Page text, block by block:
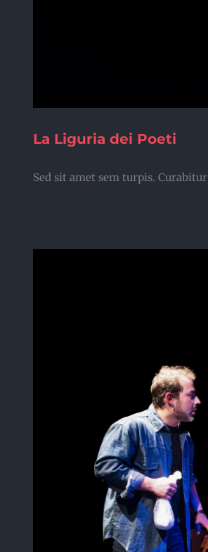
La Liguria dei Poeti
Sed sit amet sem turpis.